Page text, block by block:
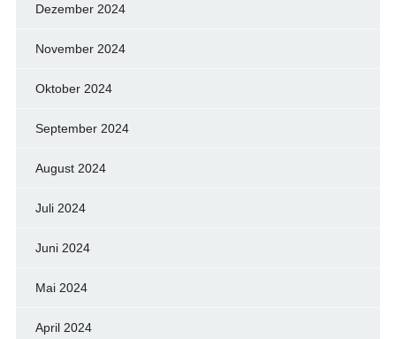
Dezember 2024
November 2024
Oktober 2024
September 2024
August 2024
Juli 2024
Juni 2024
Mai 2024
April 2024